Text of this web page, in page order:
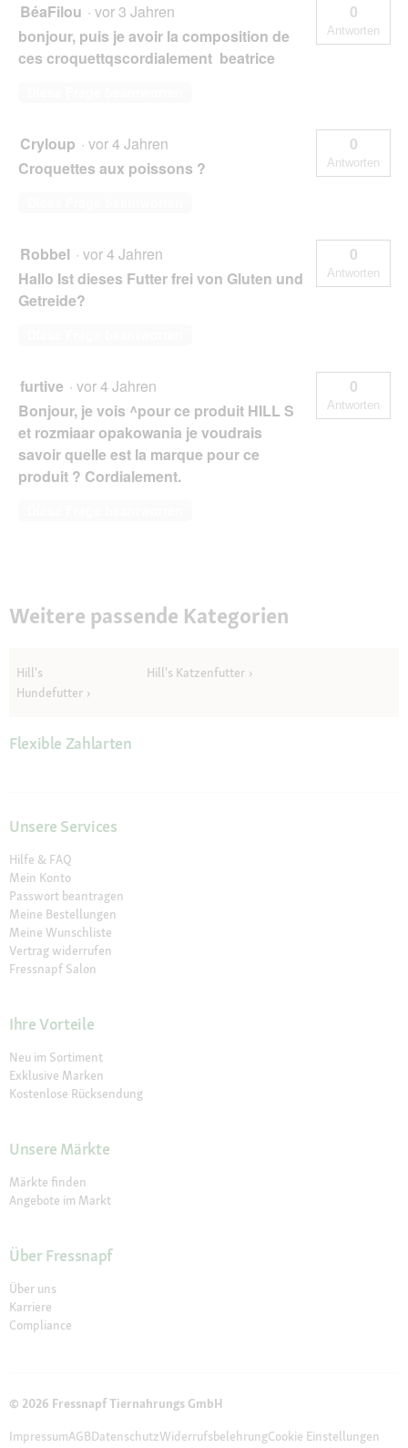
BéaFilou · vor 3 Jahren
bonjour, puis je avoir la composition de
ces croquettqscordialement beatrice
0
Antworten
Cryloup · vor 4 Jahren
Croquettes aux poissons ?
0
Antworten
Robbel · vor 4 Jahren
Hallo Ist dieses Futter frei von Gluten und
Getreide?
0
Antworten
furtive · vor 4 Jahren
Bonjour, je vois ^pour ce produit HILL S
et rozmiaar opakowania je voudrais
savoir quelle est la marque pour ce
produit ? Cordialement.
0
Antworten
Weitere passende Kategorien
Hill's
Hundefutter
Hill's Katzenfutter
Flexible Zahlarten
Unsere Services
Hilfe & FAQ
Mein Konto
Passwort beantragen
Meine Bestellungen
Meine Wunschliste
Vertrag widerrufen
Fressnapf Salon
Ihre Vorteile
Neu im Sortiment
Exklusive Marken
Kostenlose Rücksendung
Unsere Märkte
Märkte finden
Angebote im Markt
Über Fressnapf
Über uns
Karriere
Compliance
© 2026 Fressnapf Tiernahrungs GmbH
ImpressumAGBDatenschutzWiderrufsbelehrungCookie Einstellungen